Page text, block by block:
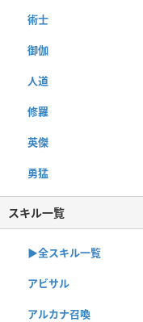
術士
御伽
人道
修羅
英傑
勇猛
スキル一覧
▶︎全スキル一覧
アビサル
アルカナ召喚